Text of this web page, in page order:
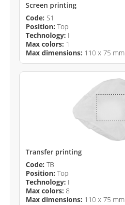
Screen printing
Code: S1
Position: Top
Technology: I
Max colors: 1
Max dimensions: 110 x 75 mm
Transfer printing
Code: TB
Position: Top
Technology: I
Max colors: 8
Max dimensions: 110 x 75 mm